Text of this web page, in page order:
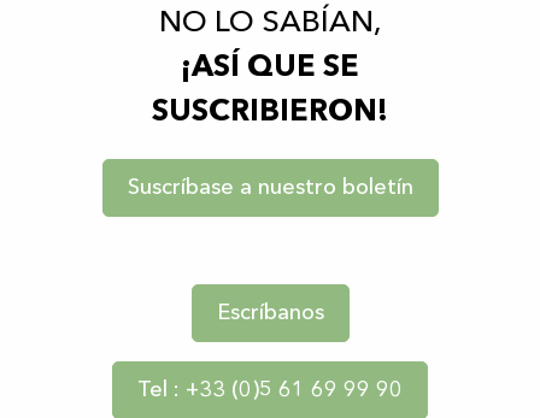
NO LO SABÍAN,
¡ASÍ QUE SE
SUSCRIBIERON!
Suscríbase a nuestro boletín
Escríbanos
Tel : +33 (0)5 61 69 99 90